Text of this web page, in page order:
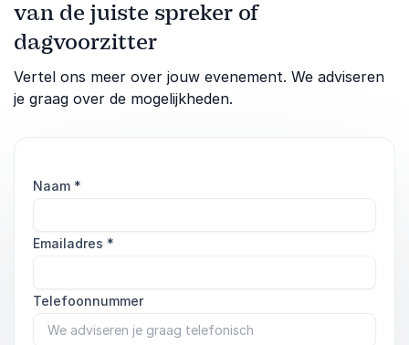
van de juiste spreker of
dagvoorzitter
Vertel ons meer over jouw evenement. We adviseren
je graag over de mogelijkheden.
Naam *
Emailadres *
Telefoonnummer